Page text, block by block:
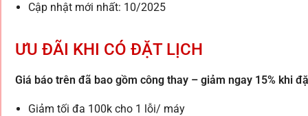
Cập nhật mới nhất: 10/2025
ƯU ĐÃI KHI CÓ ĐẶT LỊCH
Giá báo trên đã bao gồm công thay – giảm ngay 15% khi
Giảm tối đa 100k cho 1 lỗi/ máy